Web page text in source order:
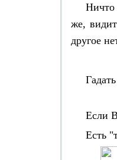
Ничто
же,
другое
Если
Есть